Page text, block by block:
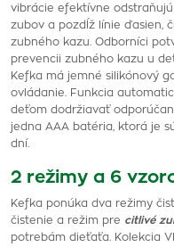
vibrácie efektívne
zubov a pozdĺž línie ďasien,
zubného kazu. Odborníci
prevencii zubného kazu u
Kefka má jemné silikónový
ovládanie. Funkcia
deťom dodržiavať
jedna AAA batéria, ktorá je
dní.
2 režimy a 6
Kefka ponúka dva režimy
čistenie a režim pre citlivé
potrebám dieťaťa. Kolekcia